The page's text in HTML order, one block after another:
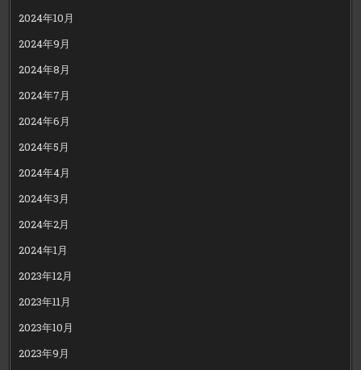
2024年10月
2024年9月
2024年8月
2024年7月
2024年6月
2024年5月
2024年4月
2024年3月
2024年2月
2024年1月
2023年12月
2023年11月
2023年10月
2023年9月